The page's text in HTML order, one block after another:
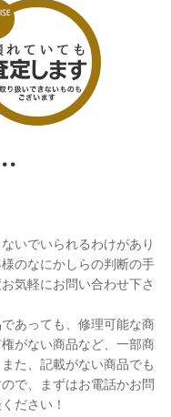
いでいられるわけがあり
のなにかしらの判断の手
気軽にお問い合わせ下さ
あっても、修理可能な商
がない商品など、一部商
た、記載がない商品でも
で、まずはお電話かお問
ださい！